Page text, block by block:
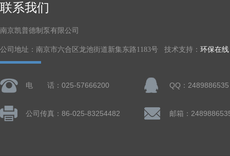
联系我们
南京凯普德制泵有限公司
公司地址：南京市六合区龙池街道新集东路1183号 技术支持： 环保在线
电 话：025-57666200 QQ：2489886535
公司传真：86-025-83254482 邮箱：